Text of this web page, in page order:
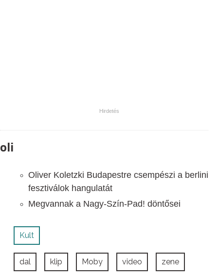
oli
Oliver Koletzki Budapestre csempészi a berlini
fesztiválok hangulatát
Megvannak a Nagy-Szín-Pad! döntősei
Kult
dal klip Moby video zene